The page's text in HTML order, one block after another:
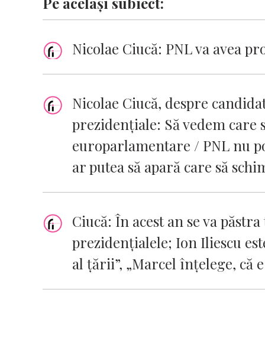
Nicolae Ciucă: PNL va avea
Nicolae Ciucă, despre
prezidenţiale: Să vedem
europarlamentare / PNL nu
ar putea să apară care să
Ciucă: În acest an se va
prezidențialele; Ion Iliescu
al țării”, „Marcel înțelege, că